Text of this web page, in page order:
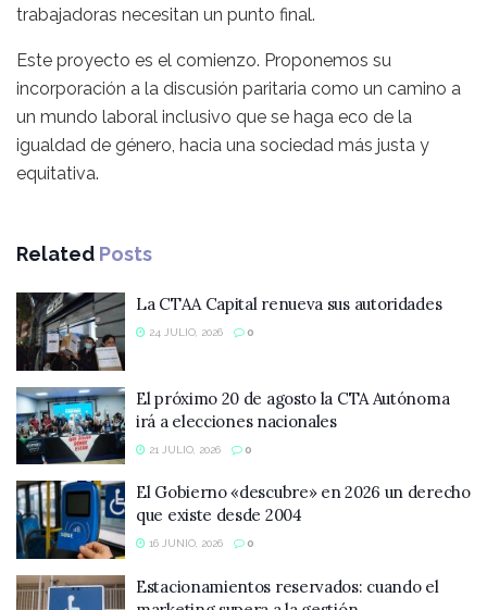
trabajadoras necesitan un punto final.
Este proyecto es el comienzo. Proponemos su
incorporación a la discusión paritaria como un camino a
un mundo laboral inclusivo que se haga eco de la
igualdad de género, hacia una sociedad más justa y
equitativa.
Related Posts
La CTAA Capital renueva sus autoridades
24 JULIO, 2026 0
El próximo 20 de agosto la CTA Autónoma
irá a elecciones nacionales
21 JULIO, 2026 0
El Gobierno «descubre» en 2026 un derecho
que existe desde 2004
16 JUNIO, 2026 0
Estacionamientos reservados: cuando el